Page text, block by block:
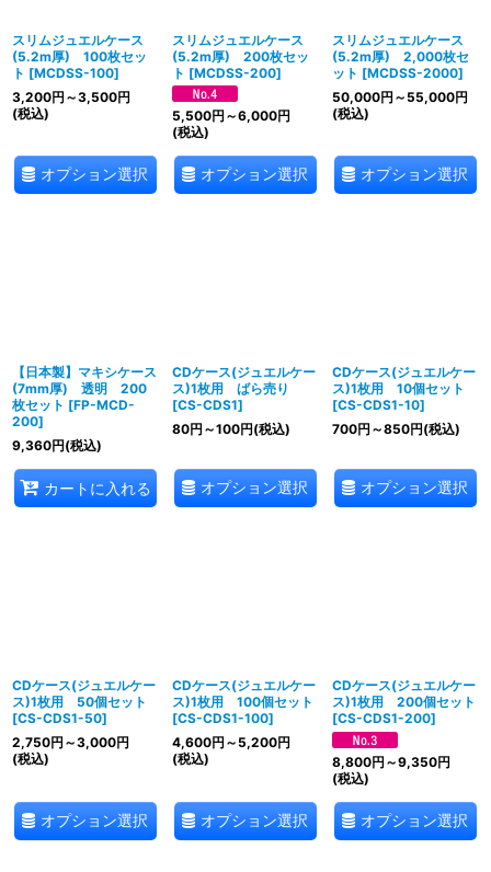
スリムジュエルケース
(5.2m厚) 100枚セッ
ト [MCDSS-100]
3,200円 ～3,500円
(税込)
オプション選択
スリムジュエルケース
(5.2m厚) 200枚セッ
ト [MCDSS-200]
5,500円 ～6,000円
(税込)
オプション選択
スリムジュエルケース
(5.2m厚) 2,000枚セ
ット [MCDSS-2000]
50,000円 ～55,000円
(税込)
オプション選択
【日本製】マキシケース
(7mm厚) 透明 200
枚セット [FP-MCD-
200]
9,360円(税込)
カートに入れる
CDケース(ジュエルケー
ス)1枚用 ばら売り
[CS-CDS1]
80円 ～100円(税込)
オプション選択
CDケース(ジュエルケー
ス)1枚用 10個セット
[CS-CDS1-10]
700円 ～850円(税込)
オプション選択
CDケース(ジュエルケー
ス)1枚用 50個セット
[CS-CDS1-50]
2,750円 ～3,000円
(税込)
オプション選択
CDケース(ジュエルケー
ス)1枚用 100個セット
[CS-CDS1-100]
4,600円 ～5,200円
(税込)
オプション選択
CDケース(ジュエルケー
ス)1枚用 200個セット
[CS-CDS1-200]
8,800円 ～9,350円
(税込)
オプション選択